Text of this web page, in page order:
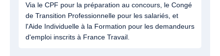
Via le CPF pour la préparation au concours, le Congé
de Transition Professionnelle pour les salariés, et
l'Aide Individuelle à la Formation pour les demandeurs
d'emploi inscrits à France Travail.